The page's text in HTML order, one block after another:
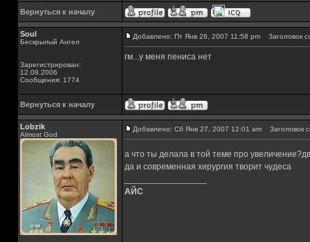
Вернуться к началу
Soul
Бескрылый Ангел
Зарегистрирован:
12.08.2006
Сообщения: 1774
Добавлено: Пт Янв 26, 2007 11:58 pm Заголовок
гм...у меня пениса нет
Вернуться к началу
Lobzik
Almost God
Добавлено: Сб Янв 27, 2007 12:01 am Заголовок
а что ты делала в той теме про
да и современная хирургия творит чудеса
АЙС